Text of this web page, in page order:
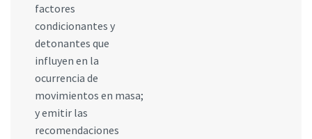
factores
condicionantes y
detonantes que
influyen en la
ocurrencia de
movimientos en masa;
y emitir las
recomendaciones